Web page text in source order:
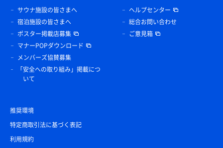
サウナ施設の皆さまへ
宿泊施設の皆さまへ
ポスター掲載店募集
マナーPOPダウンロード
メンバーズ協賛募集
「安全への取り組み」掲載につ
いて
ヘルプセンター
総合お問い合わせ
ご意見箱
推奨環境
特定商取引法に基づく表記
利用規約